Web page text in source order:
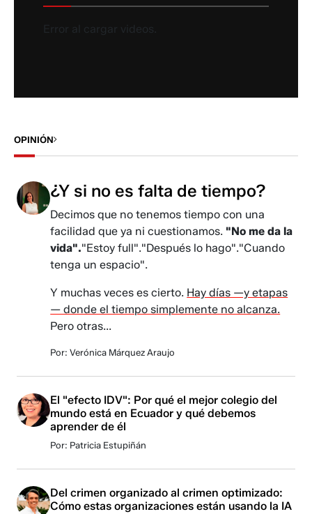
Error al cargar videos.
OPINIÓN
¿Y si no es falta de tiempo?
Decimos que no tenemos tiempo con una
facilidad que ya ni cuestionamos. "No me da la
vida"."Estoy full"."Después lo hago"."Cuando
tenga un espacio".
Y muchas veces es cierto. Hay días —y etapas
— donde el tiempo simplemente no alcanza.
Pero otras...
Por: Verónica Márquez Araujo
El "efecto IDV": Por qué el mejor colegio del
mundo está en Ecuador y qué debemos
aprender de él
Por: Patricia Estupiñán
Del crimen organizado al crimen optimizado:
Cómo estas organizaciones están usando la IA